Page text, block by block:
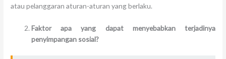
atau pelanggaran aturan-aturan yang berlaku.
Faktor apa yang dapat menyebabkan terjadinya
penyimpangan sosial?